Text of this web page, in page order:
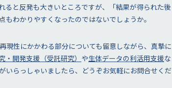
ると反発も大きいところですが、「結果が得られた後
わかりやすくなったのではないでしょうか。
現性にかかわる部分についても留意しながら、真摯に
・開発支援（受託研究） や生体データの利活用支援な
いらっしゃいましたら、どうぞお気軽にお問合せくだ